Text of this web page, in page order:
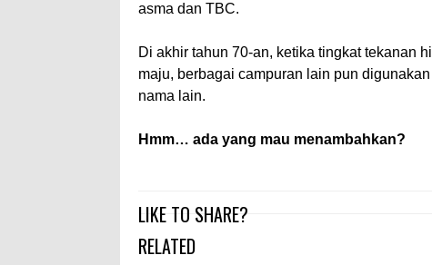
asma dan TBC.
Di akhir tahun 70-an, ketika tingkat tekanan
maju, berbagai campuran lain pun
nama lain.
Hmm… ada yang mau menambahkan?
LIKE TO SHARE?
RELATED